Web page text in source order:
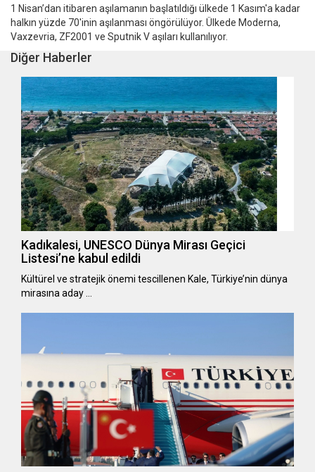
1 Nisan’dan itibaren aşılamanın başlatıldığı ülkede 1 Kasım'a kadar
halkın yüzde 70'inin aşılanması öngörülüyor. Ülkede Moderna,
Vaxzevria, ZF2001 ve Sputnik V aşıları kullanılıyor.
Diğer Haberler
Kadıkalesi, UNESCO Dünya Mirası Geçici
Listesi’ne kabul edildi
Kültürel ve stratejik önemi tescillenen Kale, Türkiye’nin dünya
mirasına aday …